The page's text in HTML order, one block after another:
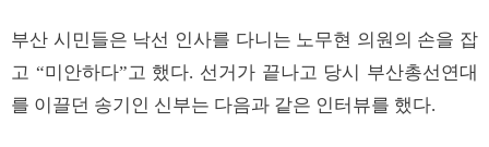
부산 시민들은 낙선 인사를 다니는 노무현 의원의 손을 잡
고 “미안하다”고 했다. 선거가 끝나고 당시 부산총선연대
를 이끌던 송기인 신부는 다음과 같은 인터뷰를 했다.